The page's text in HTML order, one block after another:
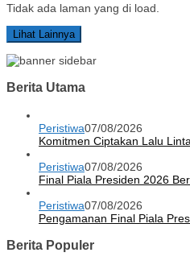
Tidak ada laman yang di load.
Lihat Lainnya
Berita Utama
Peristiwa07/08/2026
Komitmen Ciptakan Lalu
Peristiwa07/08/2026
Final Piala Presiden 2026
Peristiwa07/08/2026
Pengamanan Final Piala
Berita Populer